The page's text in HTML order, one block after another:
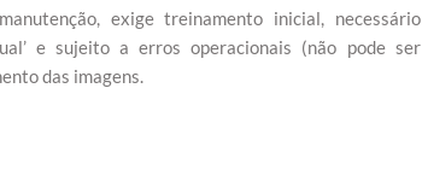
exige treinamento inicial, necessário
e sujeito a erros operacionais (não pode ser
das imagens.